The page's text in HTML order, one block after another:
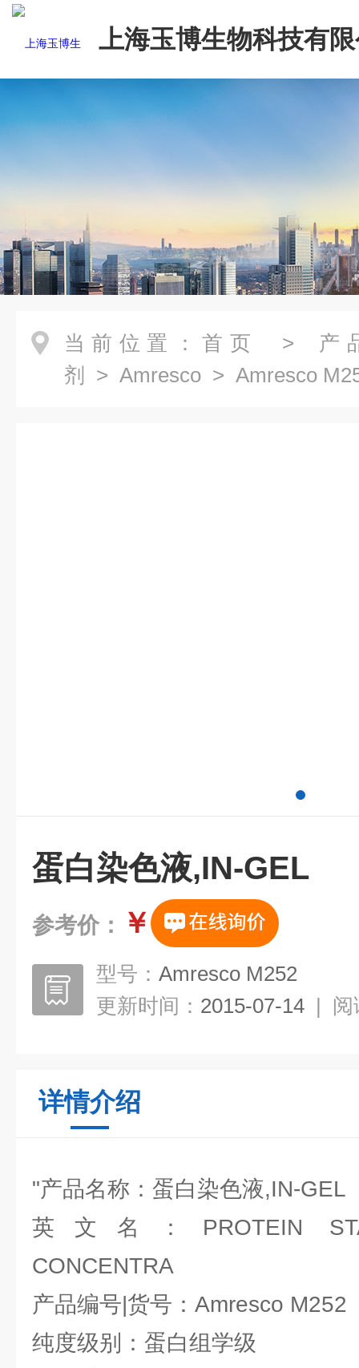
上海玉博生物科技有
当前位置： 首页 > 产
剂
> Amresco > Amresco
蛋白染色液,IN-GEL
参考价： ￥
型号： Amresco M252
更新时间： 2015-07-14 | 阅
详情介绍
"产品名称：蛋白染色液,IN-GEL
英文名：PROTEIN
CONCENTRA
产品编号|货号：Amresco M252
纯度级别：蛋白组学级